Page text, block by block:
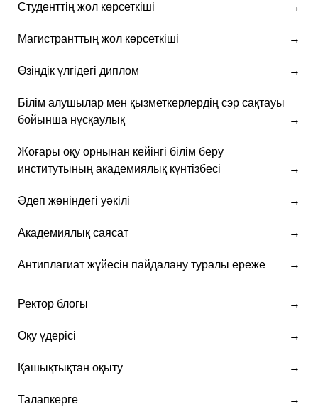
Студенттің жол көрсеткіші
Магистранттың жол көрсеткіші
Өзіндік үлгідегі диплом
Білім алушылар мен қызметкерлердің сэр сақтауы
бойынша нұсқаулық
Жоғары оқу орнынан кейінгі білім беру
институтының академиялық күнтізбесі
Әдеп жөніндегі уәкілі
Академиялық саясат
Антиплагиат жүйесін пайдалану туралы ереже
Ректор блогы
Оқу үдерісі
Қашықтықтан оқыту
Талапкерге